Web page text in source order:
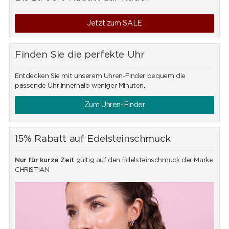
Materialien, Farben und Designs wird ein zeitloses und
wunderschönes ästhetisches Gesamtkonzept immer wieder neu
interpretiert und geradezu virtuos variiert.
Offizieller Händler Schweiz
Kunde entscheidende Vorteile hinsichtlich der Sicherheit,
Garantieleistungen und des After-Sales-Service beim Online-Kauf.
Jetzt zum SALE
Finden Sie die perfekte Uhr
Entdecken Sie mit unserem Uhren-Finder bequem die
passende Uhr innerhalb weniger Minuten.
Zum Uhren-Finder
15% Rabatt auf Edelsteinschmuck
Nur für kurze Zeit gültig auf den Edelsteinschmuck der Marke
CHRISTIAN